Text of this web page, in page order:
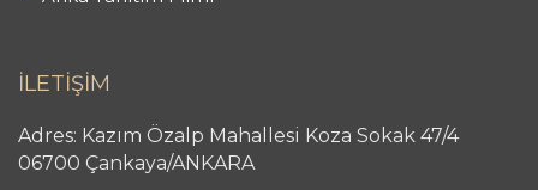
İLETİŞİM
Adres: Kazım Özalp Mahallesi Koza Sokak 47/4
06700 Çankaya/ANKARA